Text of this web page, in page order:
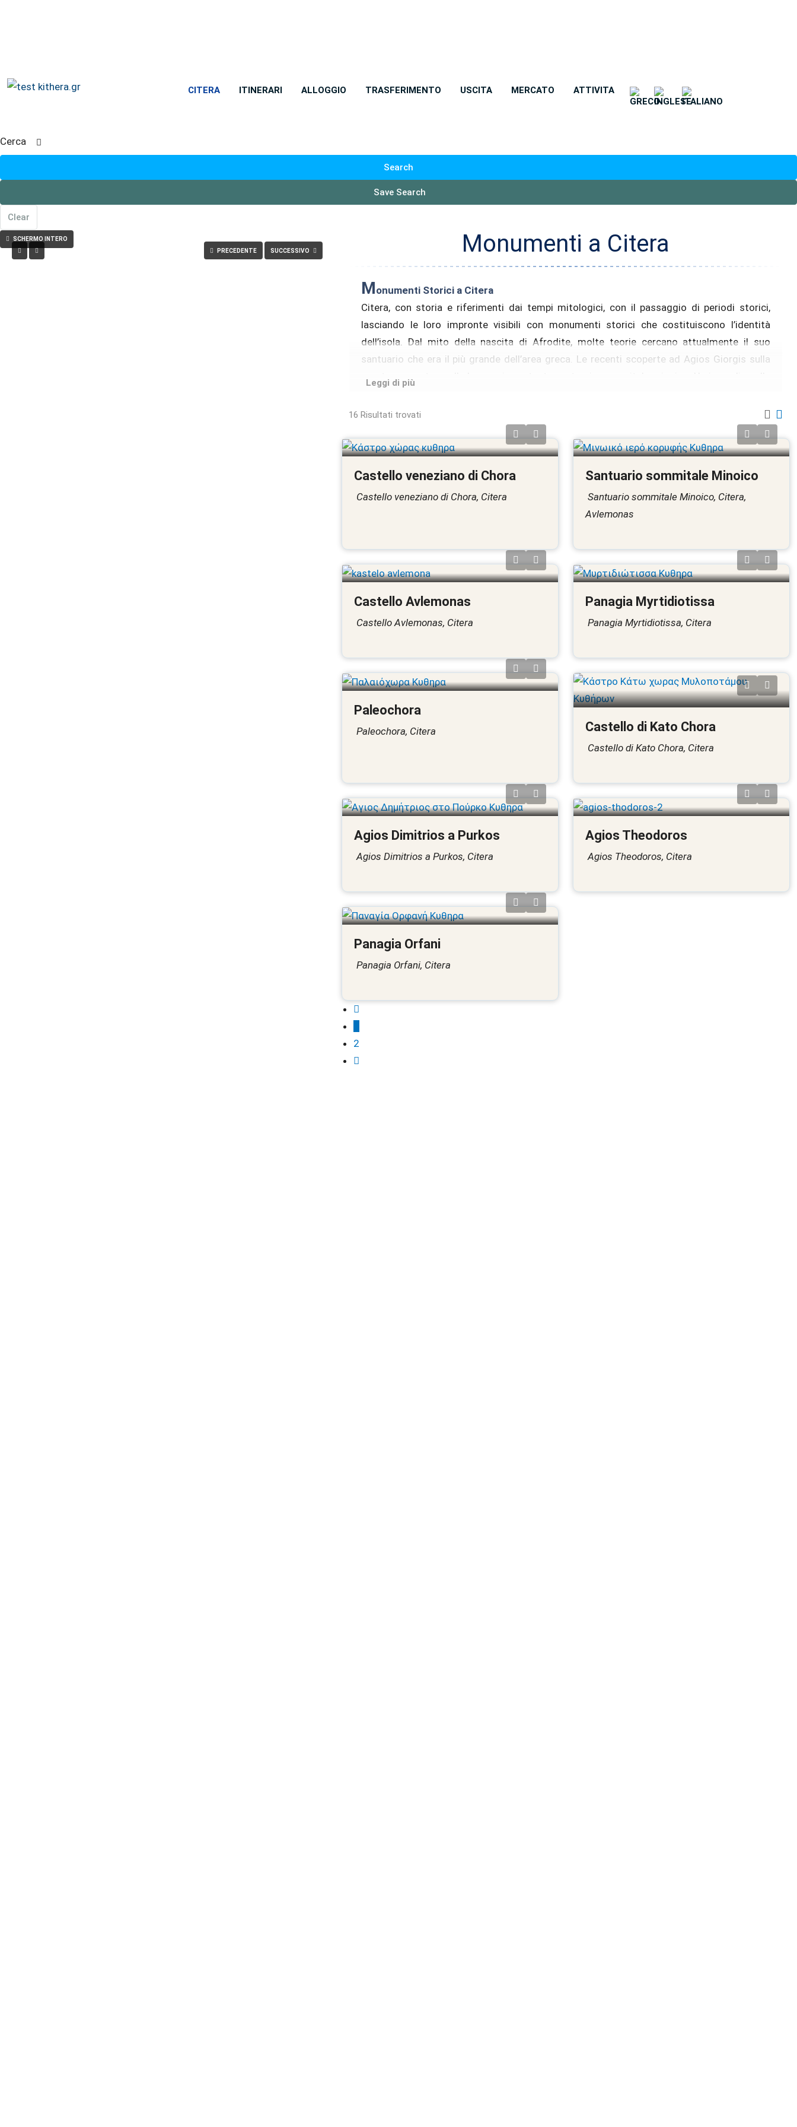
CITERA ITINERARI ALLOGGIO TRASFERIMENTO USCITA MERCATO ATTIVITA
Cerca
Search
Save Search
Clear
PRECEDENTE SUCCESSIVO
SCHERMO INTERO Monumenti a Citera
Monumenti Storici a Citera
Citera, con storia e riferimenti dai tempi mitologici, con il passaggio di periodi storici,
lasciando le loro impronte visibili con monumenti storici che costituiscono l’identità
dell’isola. Dal mito della nascita di Afrodite, molte teorie cercano attualmente il suo
santuario che era il più grande dell’area greca. Le recenti scoperte ad Agios Giorgis sulla
montagna portano alla luce un importante santuario sommitale minoico. Un incendio nella
muro.
Mentre altri monumenti lasciano il loro aspetto al futuro, altri continuano a ergersi come
eterni testimoni di culture, confessori della storia. Di seguito sono presentati alcuni dei più
Leggi di più
16 Risultati trovati
Castello veneziano di Chora
Castello veneziano di Chora, Citera
Santuario sommitale Minoico
Santuario sommitale Minoico, Citera,
Avlemonas
Castello Avlemonas
Castello Avlemonas, Citera
Panagia Myrtidiotissa
Panagia Myrtidiotissa, Citera
Paleochora
Paleochora, Citera Castello di Kato Chora
Castello di Kato Chora, Citera
Agios Dimitrios a Purkos
Agios Dimitrios a Purkos, Citera
Agios Theodoros
Agios Theodoros, Citera
Panagia Orfani
Panagia Orfani, Citera
2